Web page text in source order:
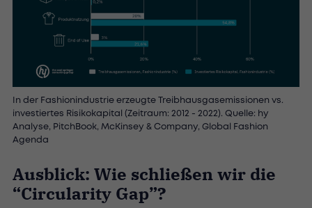
In der Fashionindustrie erzeugte Treibhausgasemissionen vs.
investiertes Risikokapital (Zeitraum: 2012 - 2022). Quelle: hy
Analyse, PitchBook, McKinsey & Company, Global Fashion
Agenda
Ausblick: Wie schließen wir die
“Circularity Gap”?